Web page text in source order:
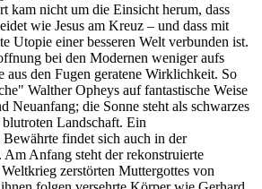
kam nicht um die Einsicht herum, dass
wie Jesus am Kreuz – und dass mit
Utopie einer besseren Welt verbunden ist.
bei den Modernen weniger aufs
aus den Fugen geratene Wirklichkeit. So
Walther Opheys auf fantastische Weise
Neuanfang; die Sonne steht als schwarzes
Landschaft. Ein
findet sich auch in der
Anfang steht der rekonstruierte
zerstörten Muttergottes von